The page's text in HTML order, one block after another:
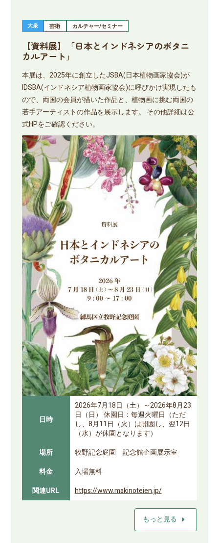
大泉 芸術 カルチャー/セミナー
【資料展】「日本とインドネシアのボタニ
カルアート」
本展は、2025年に創立したJSBA(日本植物画家協会)が
IDSBA(インドネシア植物画家協会)に呼びかけ実現したも
ので、両国の会員が描いた作品と、植物画に挑む両国の
若手アーティストの作品を展示します。 その他詳細は公
式HPをご確認ください。
日時
2026年7月18日（土）～2026年8月23
日（日） 休園日：毎週火曜日（ただ
し、8月11日（火）は開園し、翌12日
（水）が休園となります）
場所
牧野記念庭園 記念館企画展示室
料金
入場無料
関連URL
https://www.makinoteien.jp/
もっと見る arrow_right